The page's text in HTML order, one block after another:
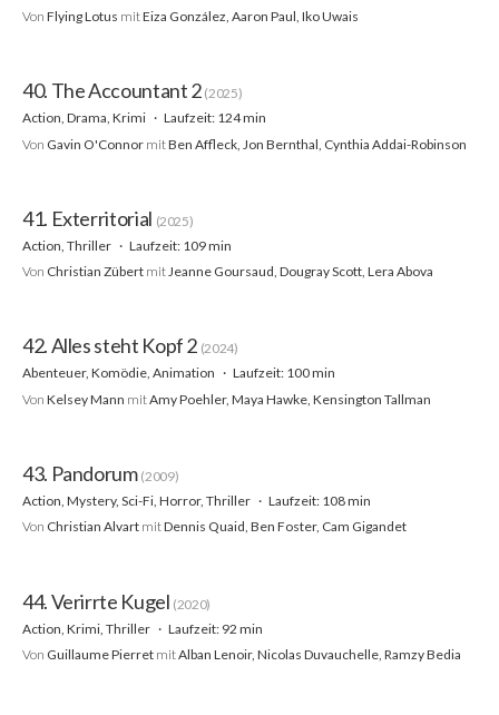
Von Flying Lotus mitEiza González, Aaron Paul, Iko Uwais
40. The Accountant 2 (2025)
Action, Drama, Krimi
Laufzeit: 124 min
Von Gavin O'Connor mitBen Affleck, Jon Bernthal, Cynthia Addai-Robinson
41. Exterritorial (2025)
Action, Thriller
Laufzeit: 109 min
Von Christian Zübert mitJeanne Goursaud, Dougray Scott, Lera Abova
42. Alles steht Kopf 2 (2024)
Abenteuer, Komödie, Animation
Laufzeit: 100 min
Von Kelsey Mann mitAmy Poehler, Maya Hawke, Kensington Tallman
43. Pandorum (2009)
Action, Mystery, Sci-Fi, Horror, Thriller
Laufzeit: 108 min
Von Christian Alvart mitDennis Quaid, Ben Foster, Cam Gigandet
44. Verirrte Kugel (2020)
Action, Krimi, Thriller
Laufzeit: 92 min
Von Guillaume Pierret mitAlban Lenoir, Nicolas Duvauchelle, Ramzy Bedia